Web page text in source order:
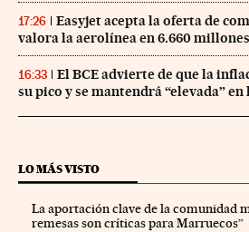
17:26
Easyjet acepta la oferta de
valora la aerolínea en 6.660
16:33
El BCE advierte de que la
su pico y se mantendrá “elevada”
LO MÁS VISTO
La aportación clave de la comunidad
remesas son críticas para Marruecos”